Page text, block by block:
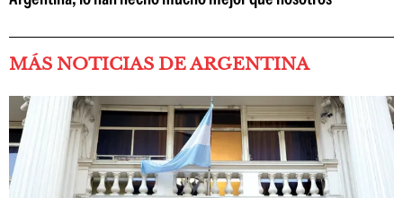
MÁS NOTICIAS DE ARGENTINA